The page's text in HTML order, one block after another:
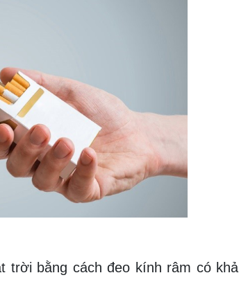
trời bằng cách đeo kính râm có khả